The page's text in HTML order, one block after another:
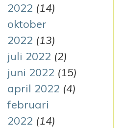
2022 (14)
oktober
2022 (13)
juli 2022 (2)
juni 2022 (15)
april 2022 (4)
februari
2022 (14)